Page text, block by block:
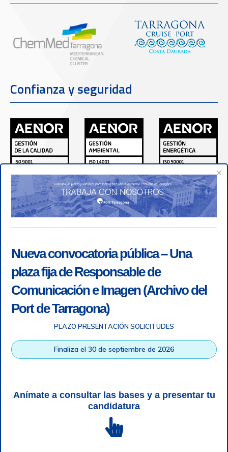
Confianza y seguridad
grabación telefónica
| SGSI |
Login
Autoridad Portuaria de Tarragona © Todos los derechos
×
Nueva convocatoria pública – Una
plaza fija de Responsable de
Comunicación e Imagen (Archivo del
Port de Tarragona)
PLAZO PRESENTACIÓN SOLICITUDES
Finaliza el 30 de septiembre de 2026
Anímate a consultar las bases y a presentar tu
candidatura